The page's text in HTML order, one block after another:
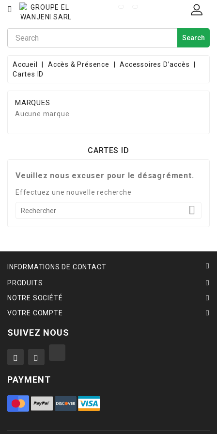
CATÉGORIE
POINT
DE
ACCÈS &
CORDONS
Search
Accueil Accès & Présence
Accessoires D’accès
Cartes ID
MARQUES
Aucune marque
CARTES ID
Veuillez nous excuser pour le désagrément.
Effectuez une nouvelle recherche

INFORMATIONS DE CONTACT
PRODUITS
NOTRE SOCIÉTÉ
VOTRE COMPTE
SUIVEZ NOUS
PAYMENT